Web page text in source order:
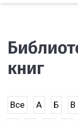
книг
Все А Б В